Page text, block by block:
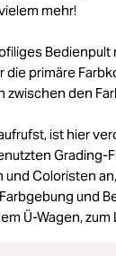
mehr!
primäre
den
ist hier
Grading-
Coloristen
und
Ü-Wagen,